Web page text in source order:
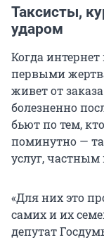
Таксисты,
ударом
Когда
первыми
живет от
болезненно
бьют по тем,
поминутно —
услуг, частным
«Для них это
самих и их
депутат